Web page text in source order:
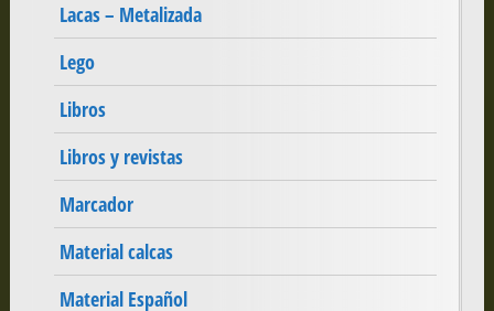
Lacas – Metalizada
Lego
Libros
Libros y revistas
Marcador
Material calcas
Material Español